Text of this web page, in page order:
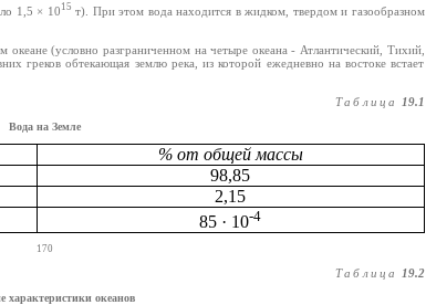
1,5 × 1015 т). При этом вода находится в жидком, твердом и газообразном
(условно разграниченном на четыре океана - Атлантический, Тихий,
греков обтекающая землю река, из которой ежедневно на востоке встает
Таблица
19.1
Вода на Земле
% от общей массы
98,85
2,15
85 · 10-4
170
Таблица 19.2
характеристики океанов